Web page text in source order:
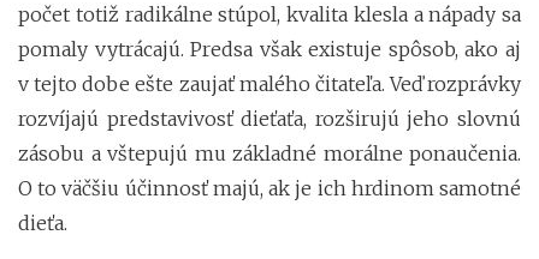
počet totiž radikálne stúpol, kvalita klesla a nápady sa
pomaly vytrácajú. Predsa však existuje spôsob, ako aj
v tejto dobe ešte zaujať malého čitateľa. Veď rozprávky
rozvíjajú predstavivosť dieťaťa, rozširujú jeho slovnú
zásobu a vštepujú mu základné morálne ponaučenia.
O to väčšiu účinnosť majú, ak je ich hrdinom samotné
dieťa.